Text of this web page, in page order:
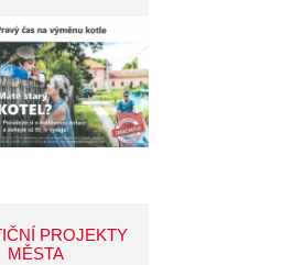
PROJEKTY
MĚSTA